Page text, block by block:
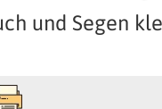
und Segen